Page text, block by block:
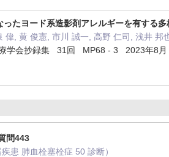
たヨード系造影剤アレルギーを有する多
偉, 黄 俊憲, 市川 誠一, 高野 仁司, 浅井 邦
療学会抄録集 31回 MP68 - 3 2023年8月
問443
患 肺血栓塞栓症 50 診断）